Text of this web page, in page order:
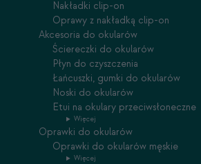
Nakładki clip-on
Oprawy z nakładką clip-on
Akcesoria do okularów
Ściereczki do okularów
Płyn do czyszczenia
Łańcuszki, gumki do okularów
Noski do okularów
Etui na okulary przeciwsłoneczne
Więcej
Oprawki do okularów
Oprawki do okularów męskie
Więcej